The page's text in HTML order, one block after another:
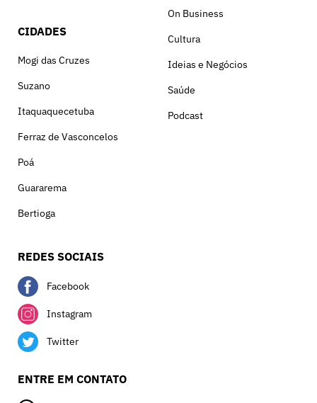
CIDADES
Mogi das Cruzes
Suzano
Itaquaquecetuba
Ferraz de Vasconcelos
Poá
Guararema
Bertioga
On Business
Cultura
Ideias e Negócios
Saúde
Podcast
REDES SOCIAIS
Facebook
Instagram
Twitter
ENTRE EM CONTATO